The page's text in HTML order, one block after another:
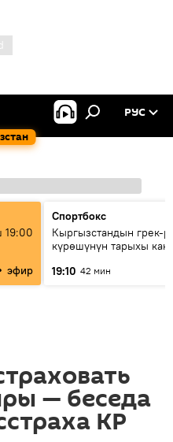
РУС
эфир
Спортбокс
Кыргызстандын грек-
күрөшүнүн тарыхы
19:10 42 мин
— беседа
КР